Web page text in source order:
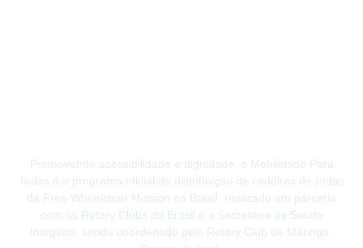
Promovendo acessibilidade e dignidade, o Mobilidade Para
Todos é o programa oficial de distribuição de cadeiras de rodas
da Free Wheelchair Mission no Brasil, realizado em parceria
com os Rotary Clubs do Brasil e a Secretaria de Saúde
Indígena, sendo coordenado pelo Rotary Club de Maringá-